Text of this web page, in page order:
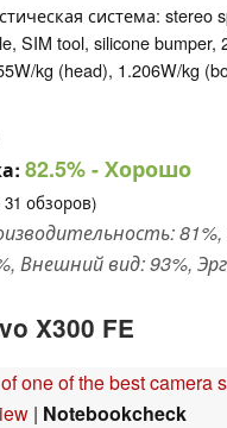
система: stereo
SIM tool, silicone
​kg (head), 1.206W/​kg
82.5%- Хорошо
31 обзоров)
Внешний вид: 93%,
X300 FE
one of the best camera
| Notebookcheck